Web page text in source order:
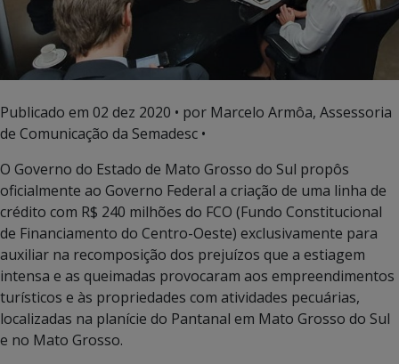
Publicado em 02 dez 2020 • por Marcelo Armôa, Assessoria
de Comunicação da Semadesc •
O Governo do Estado de Mato Grosso do Sul propôs
oficialmente ao Governo Federal a criação de uma linha de
crédito com R$ 240 milhões do FCO (Fundo Constitucional
de Financiamento do Centro-Oeste) exclusivamente para
auxiliar na recomposição dos prejuízos que a estiagem
intensa e as queimadas provocaram aos empreendimentos
turísticos e às propriedades com atividades pecuárias,
localizadas na planície do Pantanal em Mato Grosso do Sul
e no Mato Grosso.